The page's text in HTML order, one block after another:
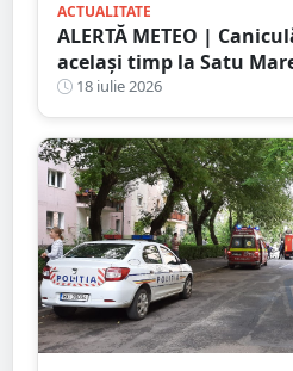
ACTUALITATE
ALERTĂ METEO |
același timp la Satu
extreme și avertizări de
18 iulie 2026